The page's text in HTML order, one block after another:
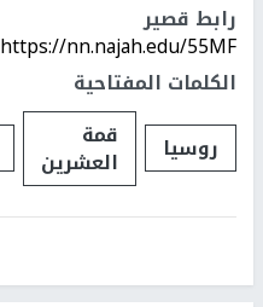
رابط قصير
https://nn.najah.edu/55MF/
الكلمات المفتاحية
روسيا
قمة
العشرين